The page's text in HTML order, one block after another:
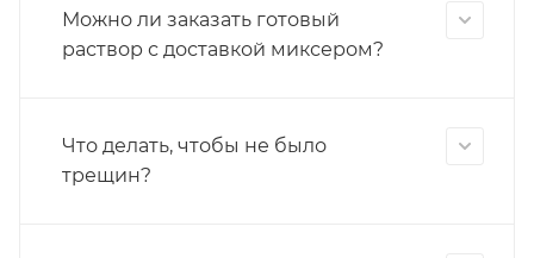
Можно ли заказать готовый
раствор с доставкой миксером?
Что делать, чтобы не было
трещин?